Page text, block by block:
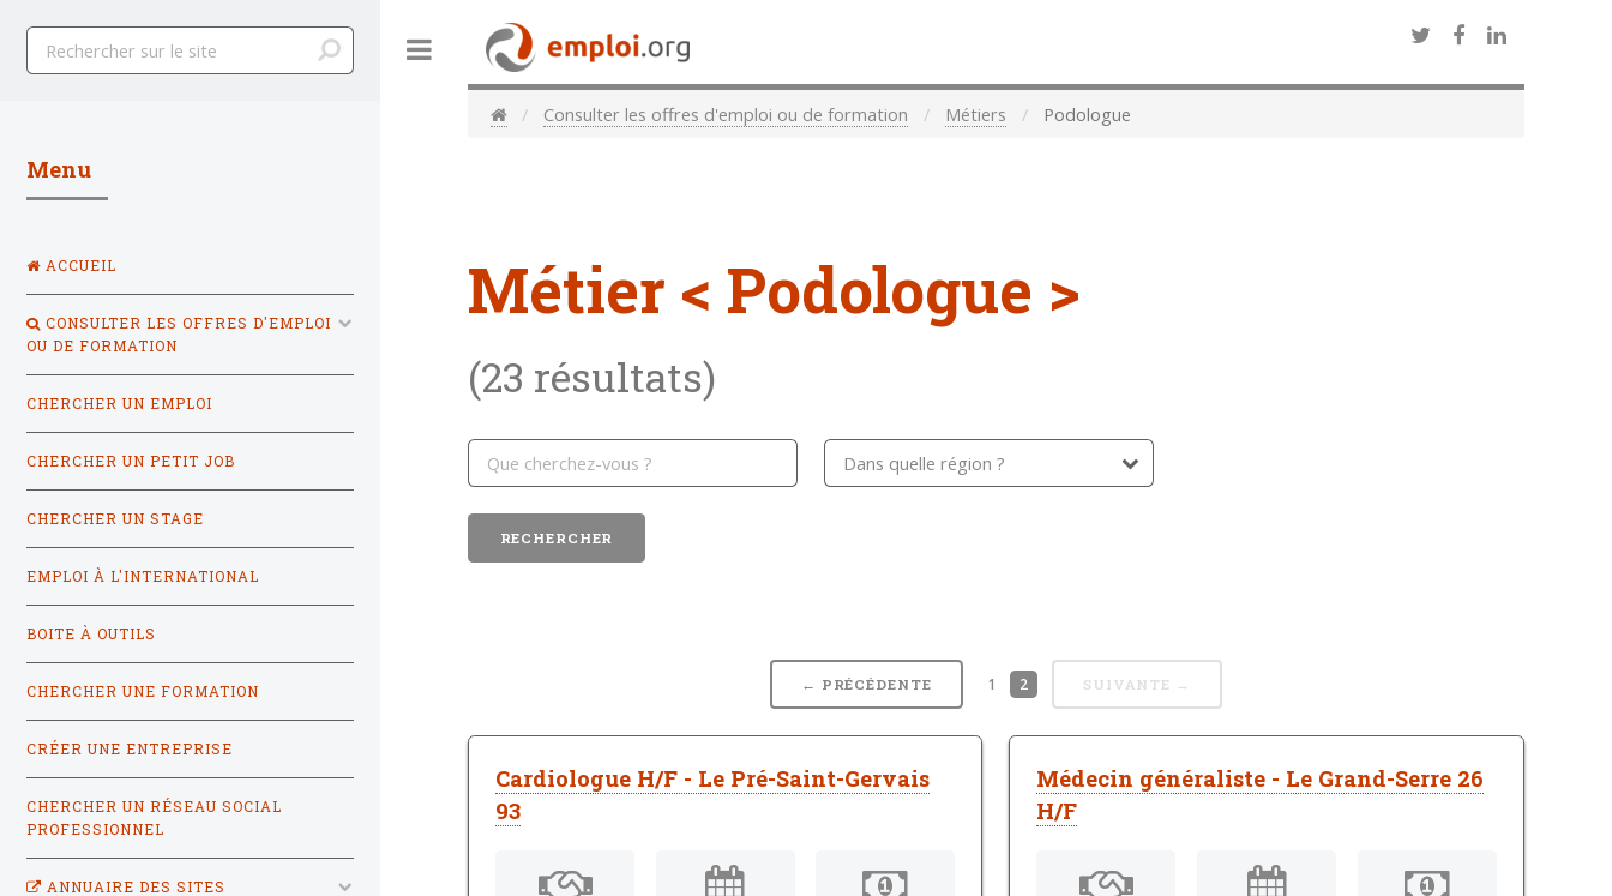
Consulter les offres d'emploi ou de formation Métiers Podologue
Métier < Podologue >
(23 résultats)
← PRÉCÉDENTE 1 2 SUIVANTE →
Cardiologue H/F - Le Pré-Saint-Gervais
93
Médecin généraliste - Le Grand-Serre 26
H/F
Menu
ACCUEIL
CONSULTER LES OFFRES D'EMPLOI
OU DE FORMATION
CHERCHER UN EMPLOI
CHERCHER UN PETIT JOB
CHERCHER UN STAGE
EMPLOI À L'INTERNATIONAL
BOITE À OUTILS
CHERCHER UNE FORMATION
CRÉER UNE ENTREPRISE
CHERCHER UN RÉSEAU SOCIAL
PROFESSIONNEL
ANNUAIRE DES SITES
Toggle